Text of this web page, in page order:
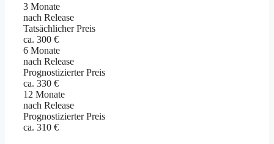
3 Monate
nach Release
Tatsächlicher Preis
ca. 300 €
6 Monate
nach Release
Prognostizierter Preis
ca. 330 €
12 Monate
nach Release
Prognostizierter Preis
ca. 310 €